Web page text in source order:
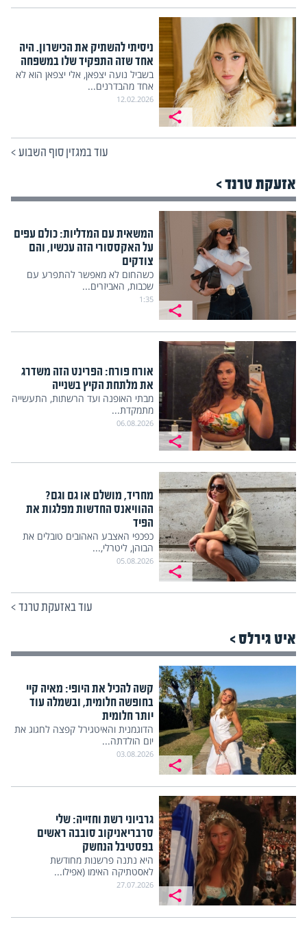
ניסיתי להשתיק את הכישרון. היה
אחד שזה התפקיד שלו במשפחה
בשביל נועה יצפאן, אלי יצפאן הוא לא
אחד מהבדרנים...
12.02.2026
עוד במגזין סוף השבוע>
אזעקת טרנד >
המשאית עם המדליות: כולם עפים
על האקססורי הזה עכשיו, והם
צודקים
כשהחום לא מאפשר להתפרע עם
שכבות, האביזרים...
1:35
אורח פורח: הפרינט הזה משדרג
את מלתחת הקיץ בשנייה
מבתי האופנה ועד הרשתות, התעשייה
מתמקדת...
06.08.2026
מחריד, מושלם או גם וגם?
ההוויאנס החדשות מפלגות את
הפיד
כפכפי האצבע האהובים טובלים את
הבוהן, ליטרלי,...
05.08.2026
עוד באזעקת טרנד>
איט גירלס >
קשה להכיל את היופי: מאיה קיי
בחופשה חלומית, ובשמלה עוד
יותר חלומית
הדוגמנית והאיטגירל קפצה לחגוג את
יום הולדתה...
03.08.2026
גרביוני רשת וחזייה: שלי
סרבריאניקוב סובבה ראשים
בפסטיבל הנחשק
היא נתנה פרשנות מחודשת
לאסטתיקה האימו (אפילו...
27.07.2026